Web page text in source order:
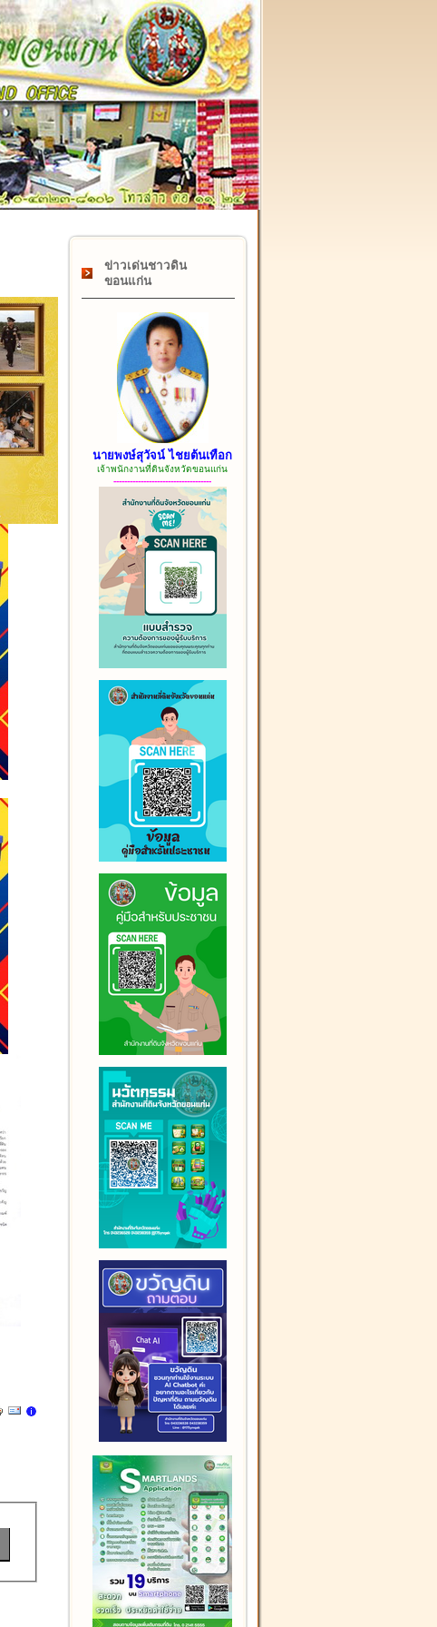
๑๗ กุมภาพันธ์ "วันคล้ายวันสถาปนากรมที่ดิน" ครบรอบ ๑๒
ข่าวเด่นชาวดิน
ขอนแก่น
นายพงษ์สุวัจน์ ไชยต้นเทือก
เจ้าพนักงานที่ดินจังหวัดขอนแก่น
------------------------------------